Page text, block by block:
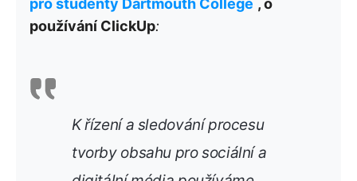
pro studenty Dartmouth College , o
používání ClickUp:
K řízení a sledování procesu
tvorby obsahu pro sociální a